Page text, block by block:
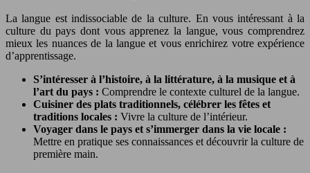
La langue est indissociable de la culture. En vous intéressant à la
culture du pays dont vous apprenez la langue, vous comprendrez
mieux les nuances de la langue et vous enrichirez votre expérience
d’apprentissage.
S’intéresser à l’histoire, à la littérature, à la musique et à
l’art du pays : Comprendre le contexte culturel de la langue.
Cuisiner des plats traditionnels, célébrer les fêtes et
traditions locales : Vivre la culture de l’intérieur.
Voyager dans le pays et s’immerger dans la vie locale :
Mettre en pratique ses connaissances et découvrir la culture de
première main.